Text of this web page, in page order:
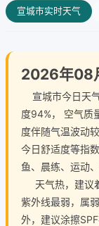
宣城市实时天气
2026年08
宣城市今日天
度94%， 空气质
度伴随气温波动
今日舒适度等指
鱼、晨练、运动
天气热，建议
紫外线最弱，属
外，建议涂擦